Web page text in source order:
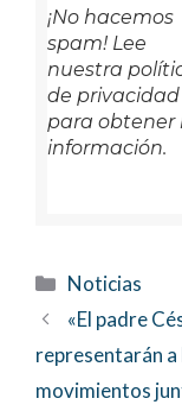
¡No hacemos
spam! Lee
nuestra
de privacidad
para obtener
información.
Categorías
Noticias
«El padre
representarán a
movimientos